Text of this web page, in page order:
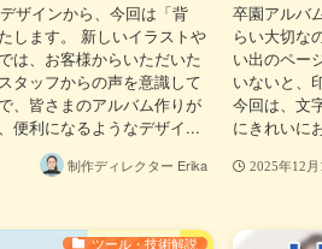
ザインから、今回は「背
します。 新しいイラストや
は、お客様からいただいた
タッフからの声を意識して
、皆さまのアルバム作りが
便利になるようなデザイ...
制作ディレクター Erika
卒園アルバ
らい大切な
い出のペー
いないと、
今回は、文
にきれいに
2025年12月
ツール・技術解説